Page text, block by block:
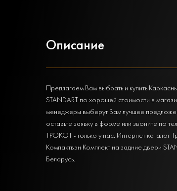
Описание
Предлагаем Вам выбрать и купить
STANDART по хорошей стоимости в
менеджеры выберут Вам лучшее
оставьте заявку в форме или звоните по
ТРОКОТ - только у нас. Интернет каталог
Компактвэн Комплект на задние двери
Беларусь.